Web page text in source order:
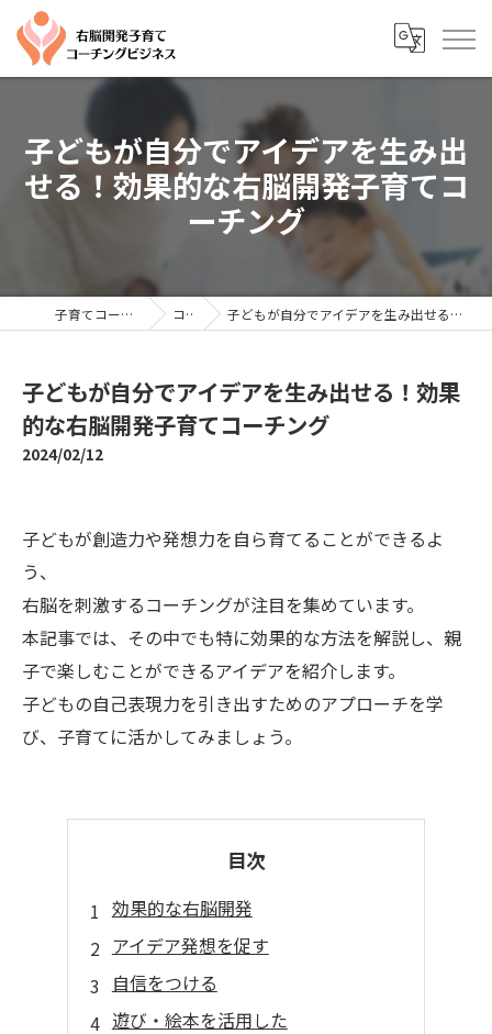
子どもが自分でアイデアを生み出
せる！効果的な右脳開発子育てコ
ーチング
子育てコーチングならYTC コラム 子どもが自分でアイデアを生み出せる！効果的な右脳開発子育てコーチング
子どもが自分でアイデアを生み出せる！効果
的な右脳開発子育てコーチング
2024/02/12
子どもが創造力や発想力を自ら育てることができるよ
う、
右脳を刺激するコーチングが注目を集めています。
本記事では、その中でも特に効果的な方法を解説し、親
子で楽しむことができるアイデアを紹介します。
子どもの自己表現力を引き出すためのアプローチを学
び、子育てに活かしてみましょう。
目次
効果的な右脳開発
アイデア発想を促す
自信をつける
遊び・絵本を活用した